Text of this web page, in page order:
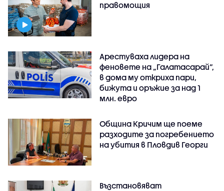
правомощия
Арестуваха лидера на
феновете на „Галатасарай“,
в дома му откриха пари,
бижута и оръжие за над 1
млн. евро
Община Кричим ще поеме
разходите за погребението
на убития в Пловдив Георги
Възстановяват